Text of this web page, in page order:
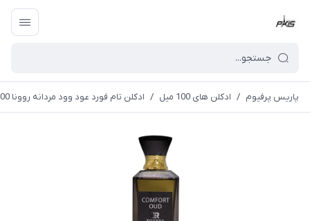
پاریس پرفیوم / ادکلن های 100 میل / ادکلن تام فورد عود وود مردانه روونا 100 میل (Rovena)Tom Ford Oud Wood